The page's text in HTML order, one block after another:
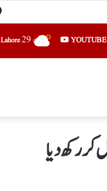
YOUTUBE
Lahore29